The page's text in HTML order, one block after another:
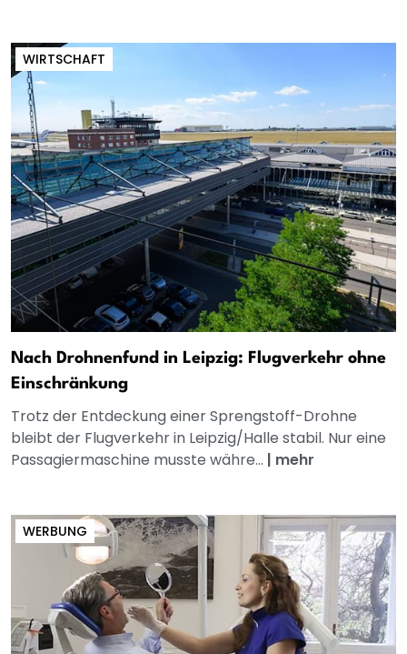
WIRTSCHAFT
Nach Drohnenfund in Leipzig: Flugverkehr ohne
Einschränkung
Trotz der Entdeckung einer Sprengstoff-Drohne
bleibt der Flugverkehr in Leipzig/Halle stabil. Nur eine
Passagiermaschine musste währe... | mehr
WERBUNG